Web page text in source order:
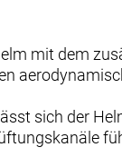
mit dem
sich der